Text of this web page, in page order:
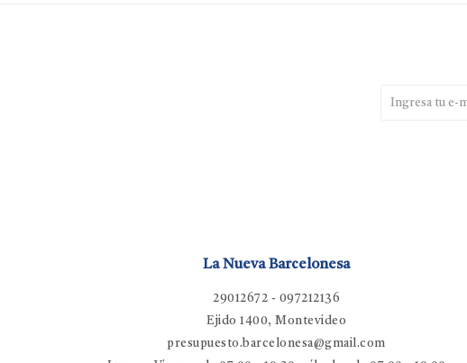
La Nueva Barcelonesa
29012672 - 097212136
Ejido 1400, Montevideo
presupuesto.barcelonesa@gmail.com